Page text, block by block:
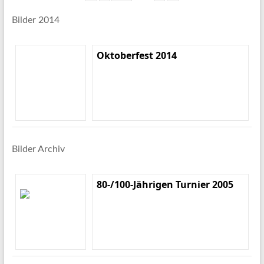
Bilder 2014
Oktoberfest 2014
Bilder Archiv
80-/100-Jährigen Turnier 2005